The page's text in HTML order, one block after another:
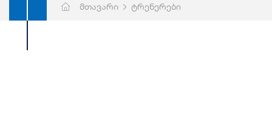
მთავარი ტრენერები